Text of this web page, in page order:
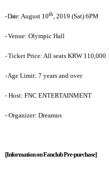
- Date: August 10th , 2019 (Sat) 6PM
-Venue: Olympic Hall
-Ticket Price: All seats KRW 110,000
-Age Limit: 7 years and over
- Host: FNC ENTERTAINMENT
- Organizer: Dreamus
[Information on Fanclub Pre-purchase]